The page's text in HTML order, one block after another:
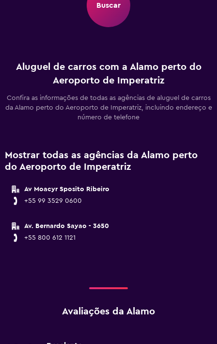
Buscar
Aluguel de carros com a Alamo perto do
Aeroporto de Imperatriz
Confira as informações de todas as agências de aluguel de carros
da Alamo perto do Aeroporto de Imperatriz, incluindo endereço e
número de telefone
Mostrar todas as agências da Alamo perto
do Aeroporto de Imperatriz
Av Moacyr Sposito Ribeiro
+55 99 3529 0600
Av. Bernardo Sayao - 3650
+55 800 612 1121
Avaliações da Alamo